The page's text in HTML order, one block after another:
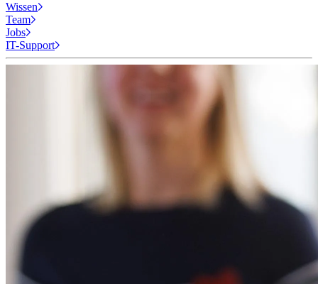
Wissen
Team
Jobs
IT-Support